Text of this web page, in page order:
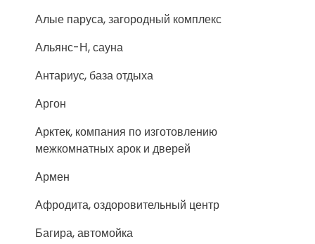
Алые паруса, загородный комплекс
Альянс-Н, сауна
Антариус, база отдыха
Аргон
Арктек, компания по изготовлению
межкомнатных арок и дверей
Армен
Афродита, оздоровительный центр
Багира, автомойка